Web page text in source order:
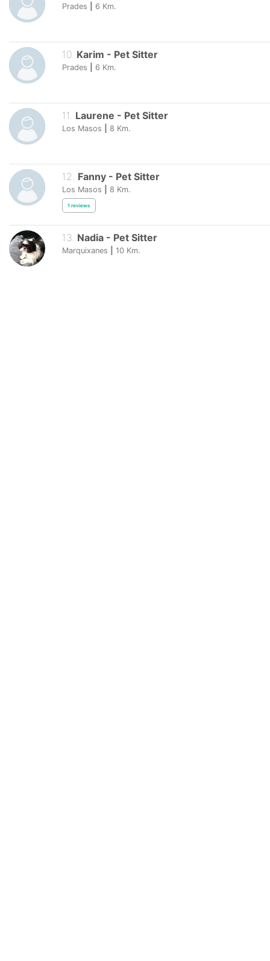
Prades 6 Km.
10. Karim - Pet Sitter
Prades 6 Km.
11 Laurene - Pet Sitter
Los Masos 8 Km.
12. Fanny - Pet Sitter
Los Masos 8 Km.
1 reviews
13. Nadia - Pet Sitter
Marquixanes 10 Km.